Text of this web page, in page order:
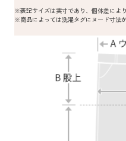
※表記サイズは実寸であり、個体差によ
※商品によっては洗濯タグにヌード寸法